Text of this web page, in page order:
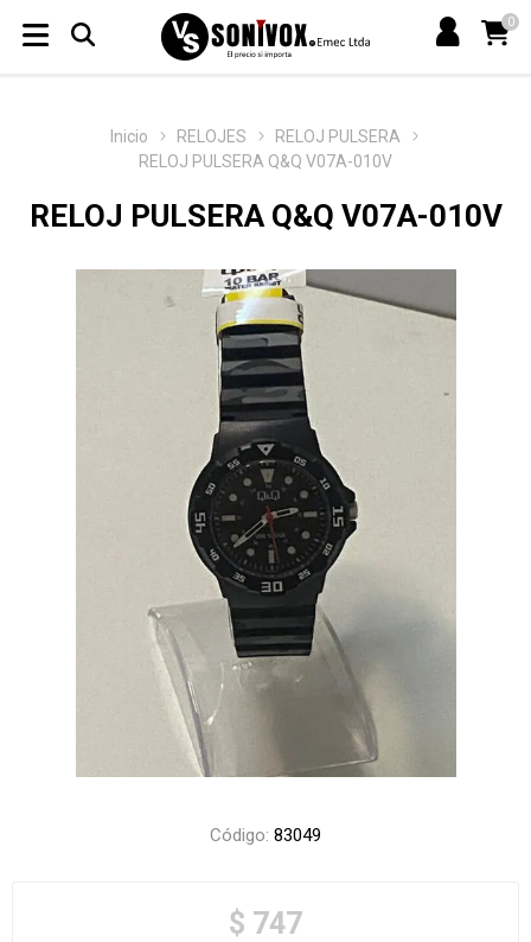
0
Inicio RELOJES
RELOJ PULSERA
RELOJ PULSERA Q&Q V07A-010V
RELOJ PULSERA Q&Q V07A-010V
Código: 83049
$ 747